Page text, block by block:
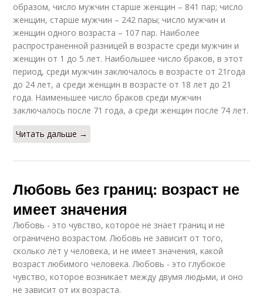
образом, число мужчин старше женщин – 841 пар; число
женщин, старше мужчин – 242 пары; число мужчин и
женщин одного возраста – 107 пар. Наиболее
распространенной разницей в возрасте среди мужчин и
женщин от 1 до 5 лет. Наибольшее число браков, в этот
период, среди мужчин заключалось в возрасте от 21года
до 24 лет, а среди женщин в возрасте от 18 лет до 21
года. Наименьшее число браков среди мужчин
заключалось после 71 года, а среди женщин после 74 лет.
Читать дальше →
Любовь без границ: возраст не
имеет значения
Любовь - это чувство, которое не знает границ и не
ограничено возрастом. Любовь не зависит от того,
сколько лет у человека, и не имеет значения, какой
возраст любимого человека. Любовь - это глубокое
чувство, которое возникает между двумя людьми, и оно
не зависит от их возраста.